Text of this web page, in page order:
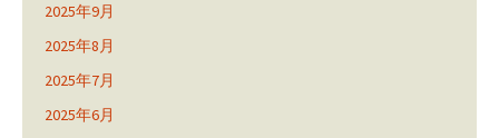
2025年9月
2025年8月
2025年7月
2025年6月